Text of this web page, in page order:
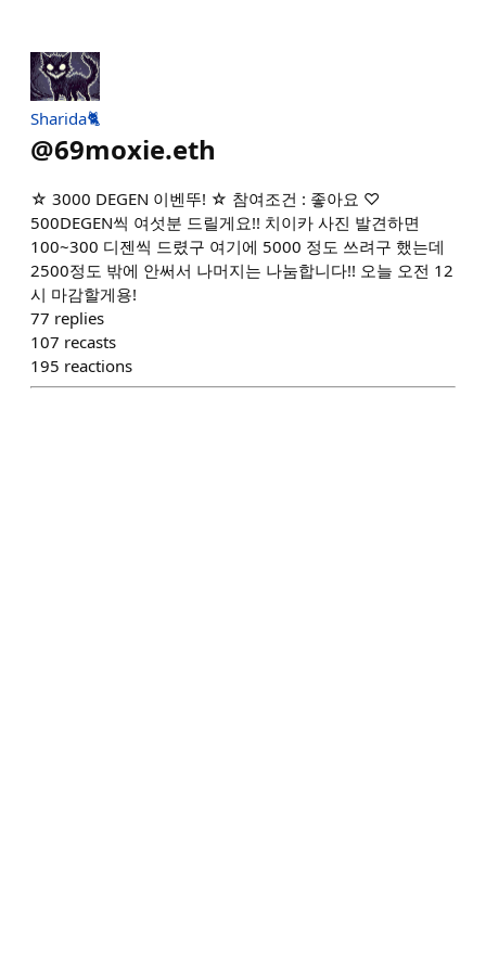
Sharida🐈
@69moxie.eth
☆ 3000 DEGEN 이벤뚜! ☆ 참여조건 : 좋아요 ♡
500DEGEN씩 여섯분 드릴게요!! 치이카 사진 발견하면
100~300 디젠씩 드렸구 여기에 5000 정도 쓰려구 했는데
2500정도 밖에 안써서 나머지는 나눔합니다!! 오늘 오전 12
시 마감할게용!
77 replies
107 recasts
195 reactions